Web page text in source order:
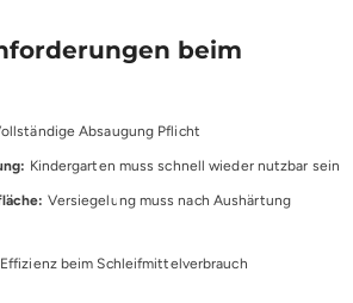
beim
Absaugung Pflicht
Kindergarten muss schnell wieder nutzbar sein
Versiegelung muss nach Aushärtung
Effizienz beim Schleifmittelverbrauch